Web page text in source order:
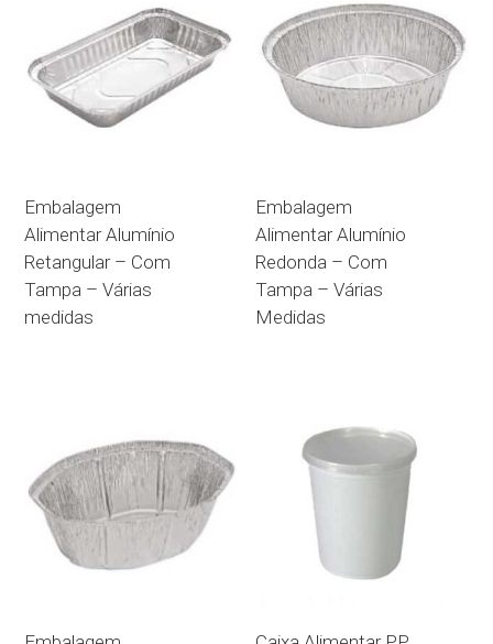
Embalagem
Alimentar Alumínio
Retangular – Com
Tampa – Várias
medidas
Embalagem
Alimentar Alumínio
Redonda – Com
Tampa – Várias
Medidas